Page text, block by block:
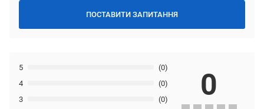
ПОСТАВИТИ ЗАПИТАННЯ
3 (0)
4 (0)
5 (0)
0